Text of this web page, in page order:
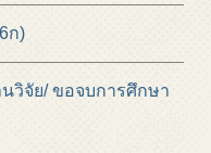
ก)
วิจัย/ ขอจบการศึกษา